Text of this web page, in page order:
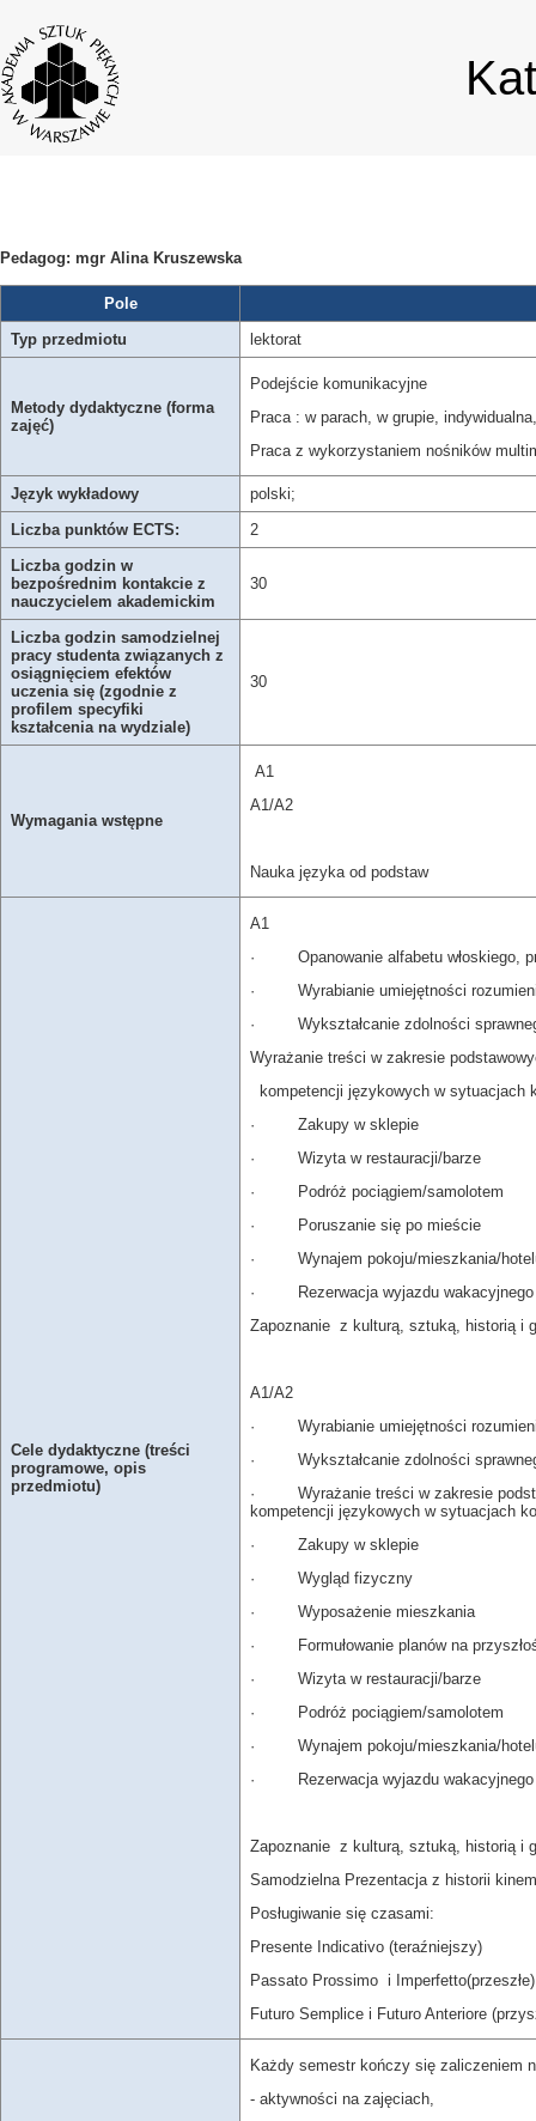
Pedagog: mgr Alina Kruszewska
Pole
Typ przedmiotu
lektorat
Metody dydaktyczne (forma
zajęć)
Podejście komunikacyjne
Praca : w parach, w grupie,
Praca z wykorzystaniem nośników
Język wykładowy
polski;
Liczba punktów ECTS:
2
Liczba godzin w
bezpośrednim kontakcie z
nauczycielem akademickim
30
Liczba godzin samodzielnej
pracy studenta związanych z
osiągnięciem efektów
uczenia się (zgodnie z
profilem specyfiki
kształcenia na wydziale)
30
Wymagania wstępne
A1
A1/A2
Nauka języka od podstaw
Cele dydaktyczne (treści
programowe, opis
przedmiotu)
A1
· Opanowanie alfabetu włoskiego,
· Wyrabianie umiejętności
· Wykształcanie zdolności
Wyrażanie treści w zakresie
kompetencji językowych w sytuacjach
· Zakupy w sklepie
· Wizyta w restauracji/barze
· Podróż pociągiem/samolotem
· Poruszanie się po mieście
· Wynajem pokoju/mieszkania/
· Rezerwacja wyjazdu wakacyjnego
Zapoznanie z kulturą, sztuką, historią i
A1/A2
· Wyrabianie umiejętności
· Wykształcanie zdolności
· Wyrażanie treści w zakresie
kompetencji językowych w sytuacjach
· Zakupy w sklepie
· Wygląd fizyczny
· Wyposażenie mieszkania
· Formułowanie planów na
· Wizyta w restauracji/barze
· Podróż pociągiem/samolotem
· Wynajem pokoju/mieszkania/
· Rezerwacja wyjazdu wakacyjnego
Zapoznanie z kulturą, sztuką, historią i
Samodzielna Prezentacja z historii
Posługiwanie się czasami:
Presente Indicativo (teraźniejszy)
Passato Prossimo i Imperfetto(przeszłe)
Futuro Semplice i Futuro Anteriore
Każdy semestr kończy się zaliczeniem
- aktywności na zajęciach,